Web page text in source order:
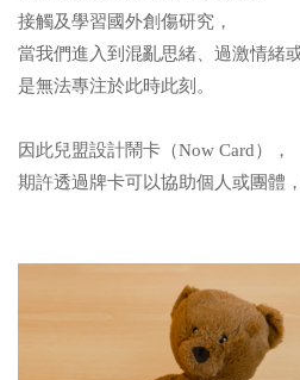
接觸及學習國外創傷研究，
當我們進入到混亂思緒、過激情緒
是無法專注於此時此刻。
因此兒盟設計鬧卡（Now Card），
期許透過牌卡可以協助個人或團體